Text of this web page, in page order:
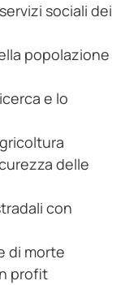
sociali dei
popolazione
e lo
delle
con
di morte
profit